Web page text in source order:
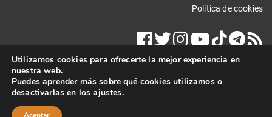
Política de cookies
Copyright © 2019 Carlos Rodríguez Braun. Todos los derechos
reservados.
Utilizamos cookies para ofrecerte la mejor experiencia en
nuestra web.
Puedes aprender más sobre qué cookies utilizamos o
desactivarlas en losajustes.